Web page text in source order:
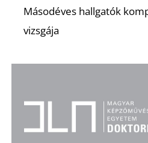
Másodéves hallgatók
vizsgája